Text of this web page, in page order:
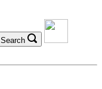
Search